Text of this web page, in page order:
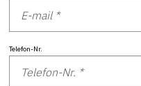
Telefon-Nr.